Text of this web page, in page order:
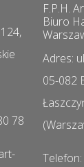
78
F.P.H.
Biuro
Adres:
05-082